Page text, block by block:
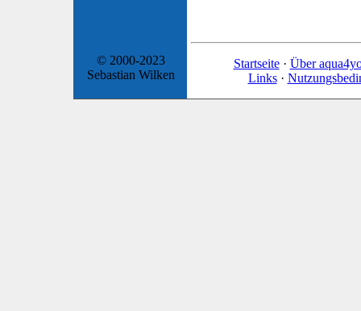
© 2000-2023
Sebastian Wilken
Startseite· Über
Links·